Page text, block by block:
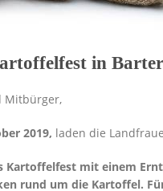
in
Mitbürger,
2019, laden die
Kartoffelfest mit einem
rund um die Kartoffel.